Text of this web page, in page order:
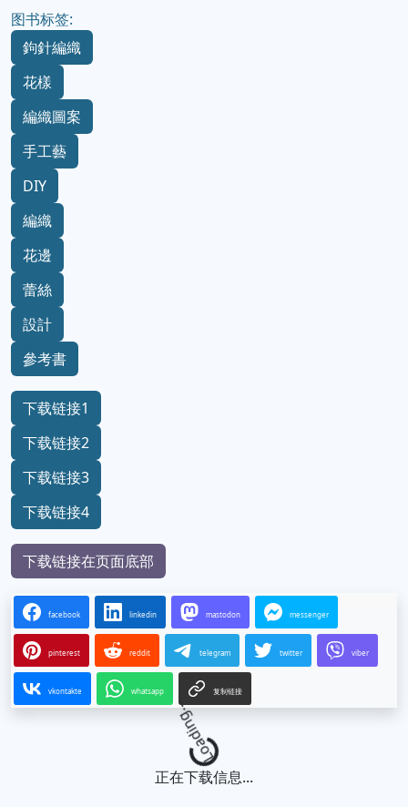
图书标签:
鉤針編織
花樣
編織圖案
手工藝
DIY
編織
花邊
蕾絲
設計
參考書
下载链接1
下载链接2
下载链接3
下载链接4
下载链接在页面底部
facebook linkedin mastodon messenger
pinterest reddit telegram twitter viber
vkontakte whatsapp 复制链接
Loading...
正在下载信息...